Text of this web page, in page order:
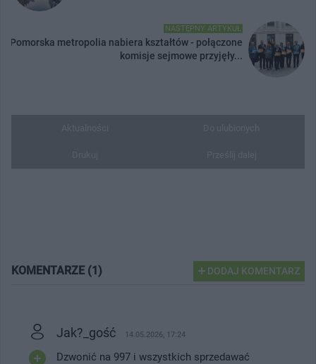
NASTĘPNY ARTYKUŁ
Pomorska metropolia nabiera kształtów - połączone
komisje sejmowe przyjęły...
KOMENTARZE (1) DODAJ KOMENTARZ
Jak?_gość 14.05.2026, 17:24
Dzwonić na 997 i wszystkich sprzedawać